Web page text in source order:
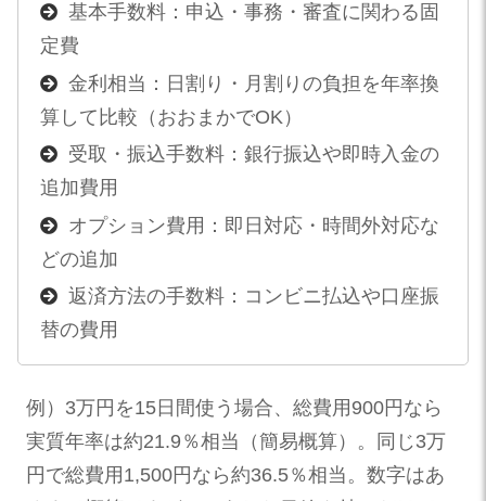
基本手数料：申込・事務・審査に関わる固
定費
金利相当：日割り・月割りの負担を年率換
算して比較（おおまかでOK）
受取・振込手数料：銀行振込や即時入金の
追加費用
オプション費用：即日対応・時間外対応な
どの追加
返済方法の手数料：コンビニ払込や口座振
替の費用
例）3万円を15日間使う場合、総費用900円なら
実質年率は約21.9％相当（簡易概算）。同じ3万
円で総費用1,500円なら約36.5％相当。数字はあ